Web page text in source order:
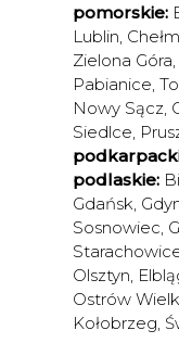
pomorskie:
Lublin, Chełm
Zielona Góra,
Pabianice,
Nowy Sącz,
Siedlce,
podlaskie:
Gdańsk,
Sosnowiec,
Olsztyn,
Ostrów
Kołobrzeg,